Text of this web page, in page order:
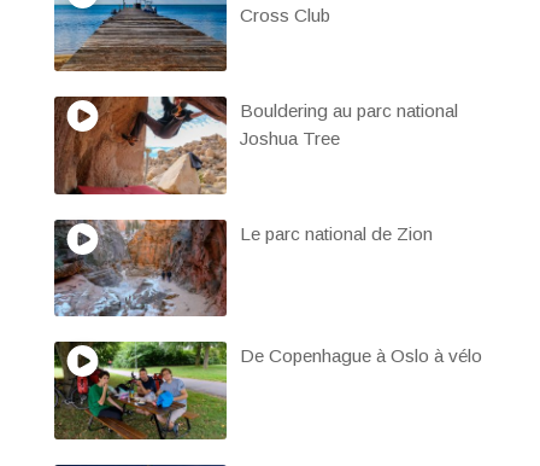
Cross Club
Bouldering au parc national
Joshua Tree
Le parc national de Zion
De Copenhague à Oslo à vélo